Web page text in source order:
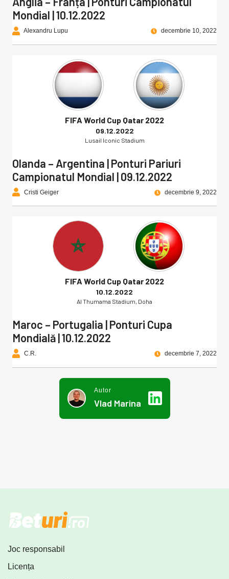
Mondial | 10.12.2022
Alexandru Lupu decembrie 10, 2022
FIFA World Cup Qatar 2022
09.12.2022
Lusail Iconic Stadium
Olanda – Argentina | Ponturi Pariuri
Campionatul Mondial | 09.12.2022
Cristi Geiger decembrie 9, 2022
FIFA World Cup Qatar 2022
10.12.2022
Al Thumama Stadium, Doha
Maroc – Portugalia | Ponturi Cupa
Mondială | 10.12.2022
C.R. decembrie 7, 2022
Autor
Vlad Marina
Joc responsabil
Licența